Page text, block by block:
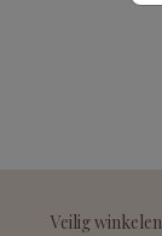
Veilig